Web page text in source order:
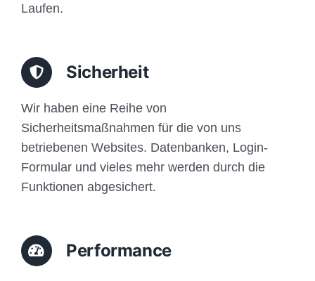
Laufen.
Sicherheit
Wir haben eine Reihe von
Sicherheitsmaßnahmen für die von uns
betriebenen Websites. Datenbanken, Login-
Formular und vieles mehr werden durch die
Funktionen abgesichert.
Performance